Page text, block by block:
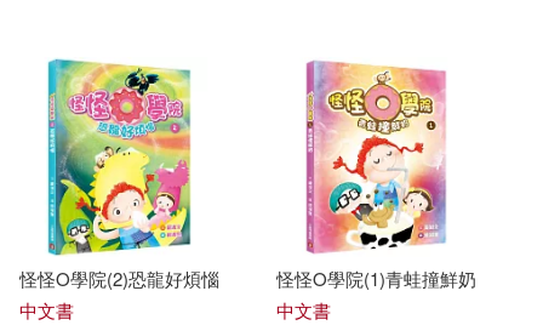
怪怪O學院(2)恐龍好煩惱
中文書
怪怪O學院(1)青蛙撞鮮奶
中文書